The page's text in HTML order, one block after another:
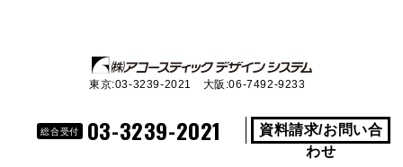
東京:03-3239-2021 大阪:06-7492-9233
総合受付 03-3239-2021
資料請求/お問い合
わせ